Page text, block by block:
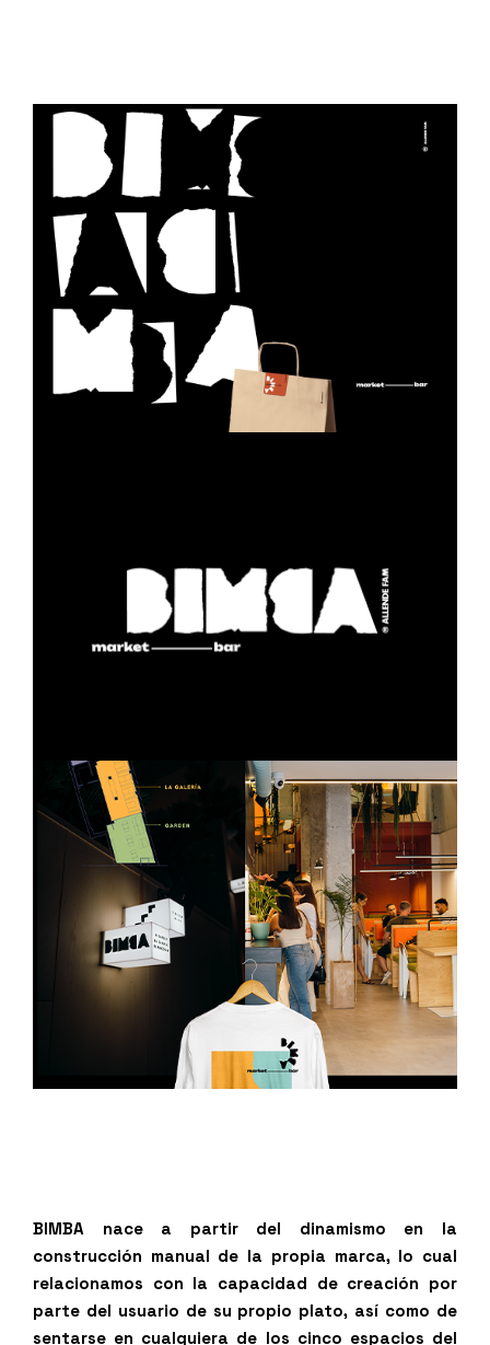
BIMBA nace a partir del dinamismo en la
construcción manual de la propia marca, lo cual
relacionamos con la capacidad de creación por
parte del usuario de su propio plato, así como de
sentarse en cualquiera de los cinco espacios del